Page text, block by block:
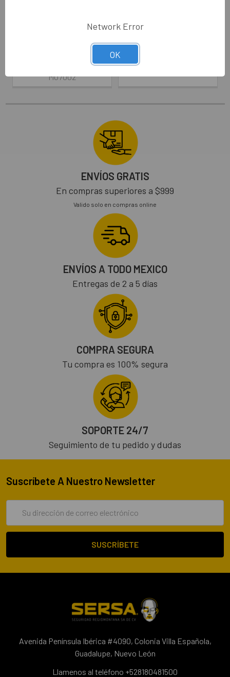
Color Azul T-M MOLDEX
MO7002
ENVÍOS GRATIS
En compras superiores a $999
Valido solo en compras online
ENVÍOS A TODO MEXICO
Entregas de 2 a 5 días
COMPRA SEGURA
Tu compra es 100% segura
SOPORTE 24/7
Seguimiento de tu pedido y dudas
Suscríbete A Nuestro Newsletter
correo
Avenida Península Ibérica #4090, Colonia Villa Española,
Guadalupe, Nuevo León
Llamenos al teléfono +528180481500
Network Error
OK